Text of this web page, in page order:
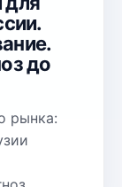
до
рынка: